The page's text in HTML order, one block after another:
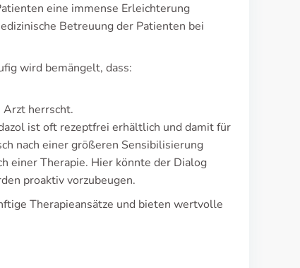
eine immense Erleichterung
Betreuung der Patienten bei
wird bemängelt, dass:
Arzt herrscht.
ist oft rezeptfrei erhältlich und damit für
nach einer größeren Sensibilisierung
einer Therapie. Hier könnte der Dialog
proaktiv vorzubeugen.
Therapieansätze und bieten wertvolle